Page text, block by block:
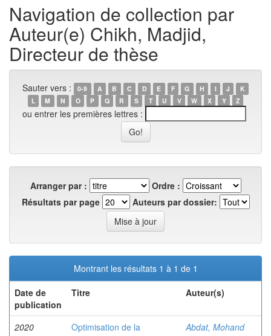
Navigation de collection par
Auteur(e) Chikh, Madjid,
Directeur de thèse
Sauter vers : 0-9 A B C D E F G H I J
K
L
M N O P Q R S T U V W X Y Z
ou entrer les premières lettres :
Arranger par :
Ordre :
Résultats par page
Auteurs par dossier:
Montrant les résultats 1 à 1 de 1
Date de
publication
Titre Auteur(s)
2020
Optimisation de la
Abdat, Mohand